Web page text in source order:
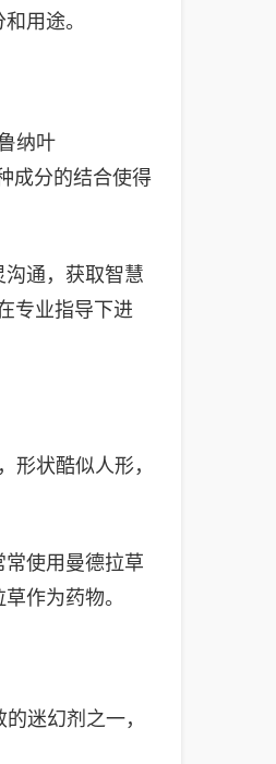
用途。
纳叶
成分的结合使得
通，获取智慧
专业指导下进
状酷似人形，
使用曼德拉草
作为药物。
迷幻剂之一，